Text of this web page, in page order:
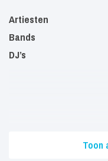
Artiesten
Bands
DJ’s
Toon